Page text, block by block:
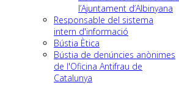
l’Ajuntament d’Albinyana
Responsable del sistema
intern d'informació
Bústia Ètica
Bústia de denúncies anònimes
de l'Oficina Antifrau de
Catalunya